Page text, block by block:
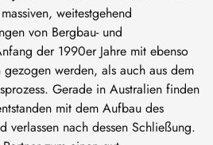
weitestgehend
von Bergbau- und
der 1990er Jahre mit ebenso
gezogen werden, als auch aus dem
Gerade in Australien finden
mit dem Aufbau des
verlassen nach dessen Schließung.